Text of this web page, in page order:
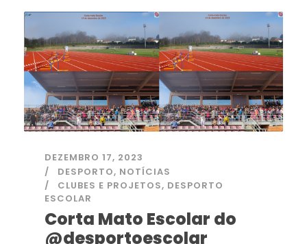
DEZEMBRO 17, 2023
DESPORTO, NOTÍCIAS
CLUBES E PROJETOS, DESPORTO
ESCOLAR
Corta Mato Escolar do
@desportoescolar